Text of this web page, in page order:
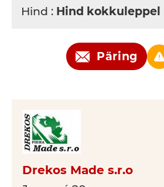
Hind : Hind kokkuleppel
Päring
Drekos Made s.r.o